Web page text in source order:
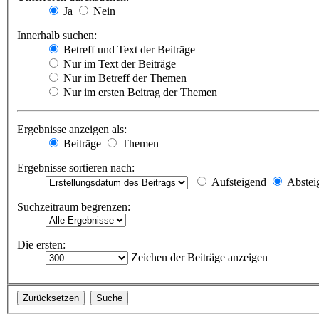
Ja
Nein
Innerhalb suchen:
Betreff und Text der Beiträge
Nur im Text der Beiträge
Nur im Betreff der Themen
Nur im ersten Beitrag der Themen
Ergebnisse anzeigen als:
Beiträge
Themen
Ergebnisse sortieren nach:
Aufsteigend
Suchzeitraum begrenzen:
Die ersten:
Zeichen der Beiträge anzeigen